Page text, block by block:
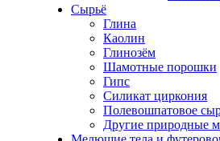
Сырьё
Глина
Каолин
Глинозём
Шамотные порошки
Гипс
Силикат циркония
Полевошпатовое
Другие природные